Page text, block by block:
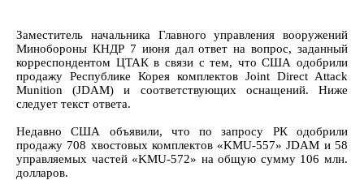
Заместитель начальника Главного управления вооружений
Минобороны КНДР 7 июня дал ответ на вопрос, заданный
корреспондентом ЦТАК в связи с тем, что США одобрили
продажу Республике Корея комплектов Joint Direct Attack
Munition (JDAM) и соответствующих оснащений. Ниже
следует текст ответа.
Недавно США объявили, что по запросу РК одобрили
продажу 708 хвостовых комплектов «KMU-557» JDAM и 58
управляемых частей «KMU-572» на общую сумму 106 млн.
долларов.